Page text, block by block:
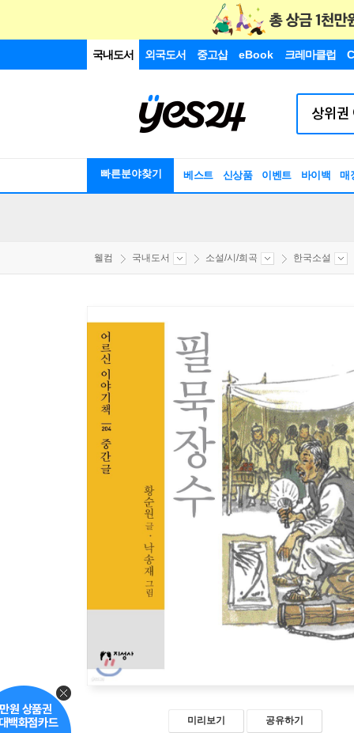
국내도서 외국도서 중고샵 eBook 크레마클럽
빠른분야찾기 베스트 신상품 이벤트 바이백 매
웰컴 국내도서 소설/시/희곡 한국소설
미리보기 공유하기